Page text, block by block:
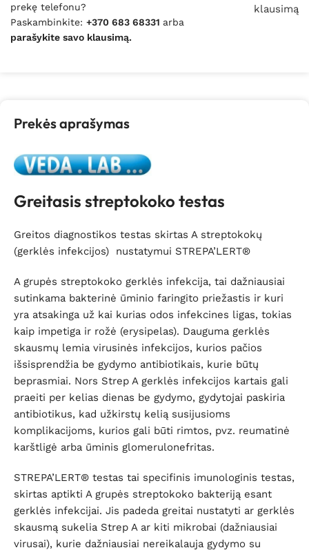
prekę telefonu?
Paskambinkite: +370 683 68331 arba
parašykite savo klausimą.
klausimą
Prekės aprašymas
Greitasis streptokoko testas
Greitos diagnostikos testas skirtas A streptokokų
(gerklės infekcijos) nustatymui STREPA’LERT®
A grupės streptokoko gerklės infekcija, tai dažniausiai
sutinkama bakterinė ūminio faringito priežastis ir kuri
yra atsakinga už kai kurias odos infekcines ligas, tokias
kaip impetiga ir rožė (erysipelas). Dauguma gerklės
skausmų lemia virusinės infekcijos, kurios pačios
išsisprendžia be gydymo antibiotikais, kurie būtų
beprasmiai. Nors Strep A gerklės infekcijos kartais gali
praeiti per kelias dienas be gydymo, gydytojai paskiria
antibiotikus, kad užkirstų kelią susijusioms
komplikacijoms, kurios gali būti rimtos, pvz. reumatinė
karštligė arba ūminis glomerulonefritas.
STREPA’LERT® testas tai specifinis imunologinis testas,
skirtas aptikti A grupės streptokoko bakteriją esant
gerklės infekcijai. Jis padeda greitai nustatyti ar gerklės
skausmą sukelia Strep A ar kiti mikrobai (dažniausiai
virusai), kurie dažniausiai nereikalauja gydymo su